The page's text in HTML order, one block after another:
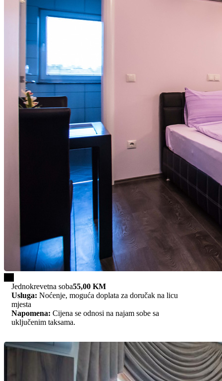
Jednokrevetna soba55,00 KM
Usluga: Noćenje, moguća doplata za doručak na licu
mjesta
Napomena: Cijena se odnosi na najam sobe sa
uključenim taksama.